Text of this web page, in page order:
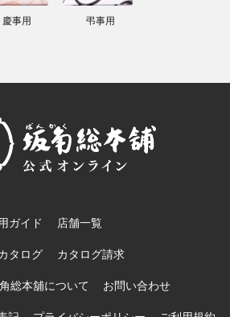
慶事用 弔事用
ガイド 店舗一覧
タログ カタログ請求
総本舖について お問い合わせ